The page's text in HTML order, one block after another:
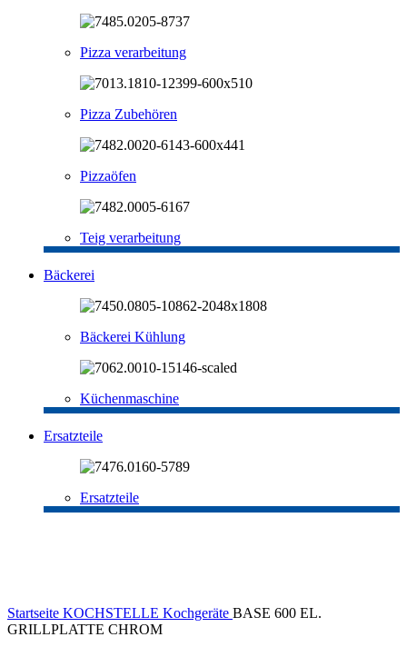
Pizza verarbeitung
Pizza Zubehören
Pizzaöfen
Teig verarbeitung
Bäckerei
Bäckerei Kühlung
Küchenmaschine
Ersatzteile
Ersatzteile
Startseite KOCHSTELLE Kochgeräte BASE 600 EL.
GRILLPLATTE CHROM